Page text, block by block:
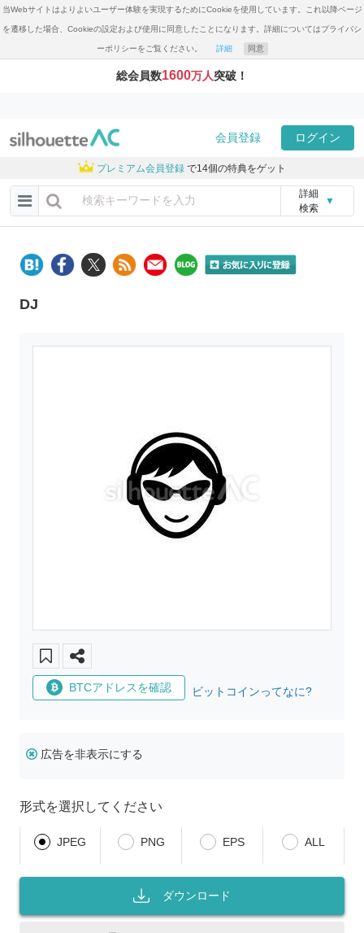
当Webサイトはよりよいユーザー体験を実現するためにCookieを使用しています。これ以降ページ
を遷移した場合、Cookieの設定および使用に同意したことになります。詳細についてはプライバシ
ーポリシーをご覧ください。 詳細 同意
総会員数1600万人突破！
会員登録 ログイン
プレミアム会員登録 で14個の特典をゲット
詳細
検索
▼
DJ
BTCアドレスを確認 ビットコインってなに?
広告を非表示にする
形式を選択してください
JPEG PNG EPS ALL
ダウンロード